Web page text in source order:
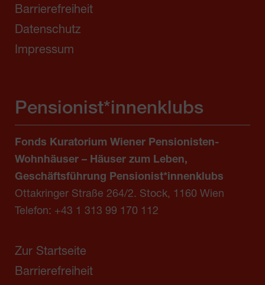
Barrierefreiheit
Datenschutz
Impressum
Pensionist*innenklubs
Fonds Kuratorium Wiener Pensionisten-
Wohnhäuser – Häuser zum Leben,
Geschäftsführung Pensionist*innenklubs
Ottakringer Straße 264/2. Stock, 1160 Wien
Telefon: +43 1 313 99 170 112
Zur Startseite
Barrierefreiheit